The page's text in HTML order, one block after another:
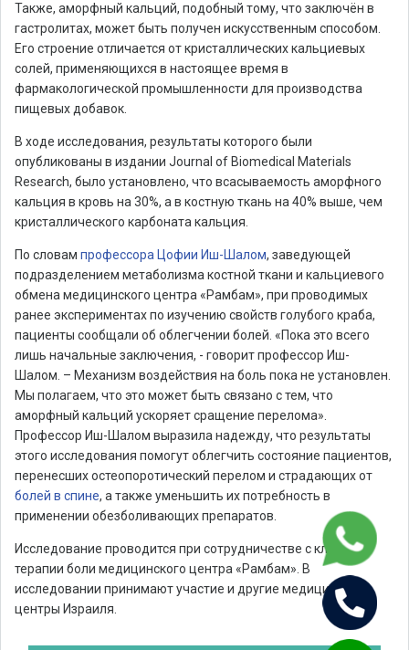
Также, аморфный кальций, подобный тому, что заключён в
гастролитах, может быть получен искусственным способом.
Его строение отличается от кристаллических кальциевых
солей, применяющихся в настоящее время в
фармакологической промышленности для производства
пищевых добавок.
В ходе исследования, результаты которого были
опубликованы в издании Journal of Biomedical Materials
Research, было установлено, что всасываемость аморфного
кальция в кровь на 30%, а в костную ткань на 40% выше, чем
кристаллического карбоната кальция.
По словам профессора Цофии Иш-Шалом, заведующей
подразделением метаболизма костной ткани и кальциевого
обмена медицинского центра «Рамбам», при проводимых
ранее экспериментах по изучению свойств голубого краба,
пациенты сообщали об облегчении болей. «Пока это всего
лишь начальные заключения, - говорит профессор Иш-
Шалом. – Механизм воздействия на боль пока не установлен.
Мы полагаем, что это может быть связано с тем, что
аморфный кальций ускоряет сращение перелома».
Профессор Иш-Шалом выразила надежду, что результаты
этого исследования помогут облегчить состояние пациентов,
перенесших остеопоротический перелом и страдающих от
болей в спине, а также уменьшить их потребность в
применении обезболивающих препаратов.
Исследование проводится при сотрудничестве с клиникой
терапии боли медицинского центра «Рамбам». В
исследовании принимают участие и другие медицинские
центры Израиля.